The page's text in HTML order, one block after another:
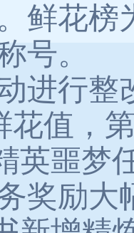
鲜花榜
号。
动进行
花值，
英噩梦
奖励大